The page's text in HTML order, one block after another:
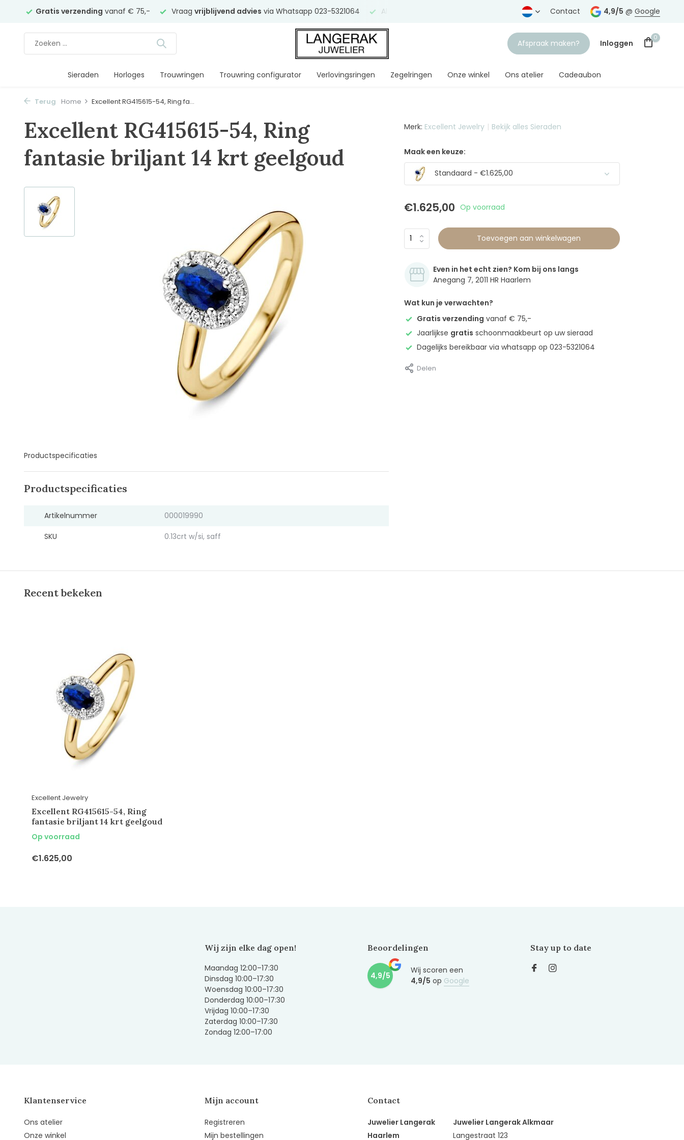
Gratis verzending vanaf € 75,- Vraag vrijblijvend advies via Whatsapp 023-5321064 Al Gratis verzending vanaf € 75,-
Contact 4,9/5 @ Google
Afspraak maken? Inloggen
0
Sieraden Horloges Trouwringen Trouwring configurator Verlovingsringen Zegelringen Onze winkel Ons atelier Cadeaubon
Terug Home Excellent RG415615-54, Ring fa...
Excellent RG415615-54, Ring
fantasie briljant 14 krt geelgoud
Productspecificaties
Productspecificaties
Artikelnummer 000019990
SKU 0.13crt w/si, saff
Merk: Excellent Jewelry Bekijk alles Sieraden
Maak een keuze:
Standaard - €1.625,00
€1.625,00 Op voorraad
Toevoegen aan winkelwagen
Even in het echt zien? Kom bij ons langs
Anegang 7, 2011 HR Haarlem
Wat kun je verwachten?
Gratis verzending vanaf € 75,-
Jaarlijkse gratis schoonmaakbeurt op uw sieraad
Dagelijks bereikbaar via whatsapp op 023-5321064
Delen
Recent bekeken
Excellent Jewelry
Excellent RG415615-54, Ring
fantasie briljant 14 krt geelgoud
Op voorraad
€1.625,00
Wij zijn elke dag open!
Maandag 12:00–17:30
Dinsdag 10:00–17:30
Woensdag 10:00–17:30
Donderdag 10:00–17:30
Vrijdag 10:00–17:30
Zaterdag 10:00–17:30
Zondag 12:00–17:00
Beoordelingen
4,9/5
Wij scoren een
4,9/5 op Google
Stay up to date
Klantenservice
Ons atelier
Onze winkel
Mijn account
Registreren
Mijn bestellingen
Contact
Juwelier Langerak
Haarlem
Juwelier Langerak Alkmaar
Langestraat 123